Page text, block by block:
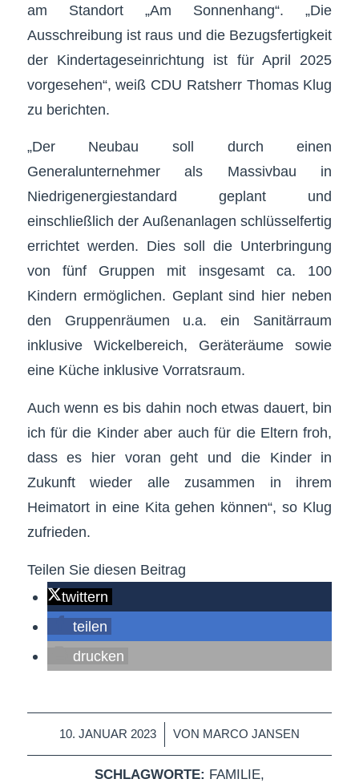
am Standort „Am Sonnenhang“. „Die
Ausschreibung ist raus und die Bezugsfertigkeit
der Kindertageseinrichtung ist für April 2025
vorgesehen“, weiß CDU Ratsherr Thomas Klug
zu berichten.
„Der Neubau soll durch einen
Generalunternehmer als Massivbau in
Niedrigenergiestandard geplant und
einschließlich der Außenanlagen schlüsselfertig
errichtet werden. Dies soll die Unterbringung
von fünf Gruppen mit insgesamt ca. 100
Kindern ermöglichen. Geplant sind hier neben
den Gruppenräumen u.a. ein Sanitärraum
inklusive Wickelbereich, Geräteräume sowie
eine Küche inklusive Vorratsraum.
Auch wenn es bis dahin noch etwas dauert, bin
ich für die Kinder aber auch für die Eltern froh,
dass es hier voran geht und die Kinder in
Zukunft wieder alle zusammen in ihrem
Heimatort in eine Kita gehen können“, so Klug
zufrieden.
Teilen Sie diesen Beitrag
twittern
teilen
drucken
10. JANUAR 2023
/ VON MARCO JANSEN
SCHLAGWORTE: FAMILIE,